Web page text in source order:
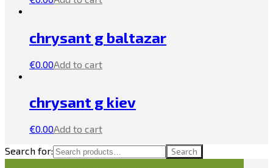
chrysant g baltazar
€0.00Add to cart
chrysant g kiev
€0.00Add to cart
Search for:
Search